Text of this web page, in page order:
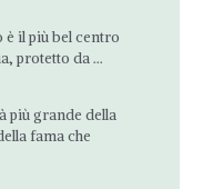
è il più bel centro
protetto da ...
più grande della
fama che